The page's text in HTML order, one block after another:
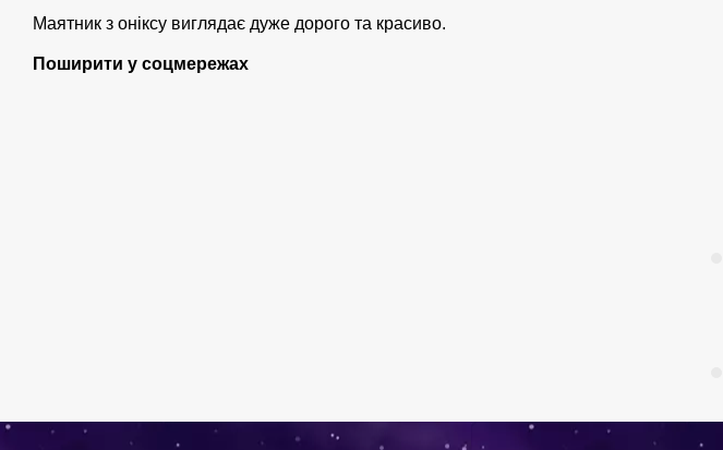
Маятник з оніксу виглядає дуже дорого та красиво.
Поширити у соцмережах